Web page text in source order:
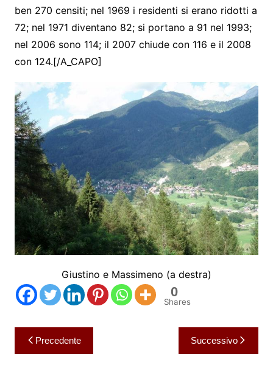
ben 270 censiti; nel 1969 i residenti si erano ridotti a
72; nel 1971 diventano 82; si portano a 91 nel 1993;
nel 2006 sono 114; il 2007 chiude con 116 e il 2008
con 124.[/A_CAPO]
Giustino e Massimeno (a destra)
0
Shares
Navigazione
articoli
Precedente Successivo